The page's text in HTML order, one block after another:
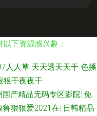
下资源感兴趣：
人人草-天天透天天干-色播
狠干夜夜干
国产精品无码专区影院| 免
鲁狠狠爱2021在| 日韩精品